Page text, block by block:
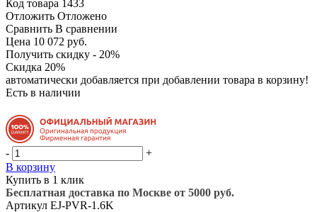
Код товара 1433
Отложить Отложено
Сравнить В сравнении
Цена 10 072 руб.
Получить скидку - 20%
Скидка 20%
автоматически добавляется при добавлении товара в корзину!
Есть в наличии
-
+
В корзину
Купить в 1 клик
Бесплатная доставка по Москве от 5000 руб.
Артикул EJ-PVR-1.6K